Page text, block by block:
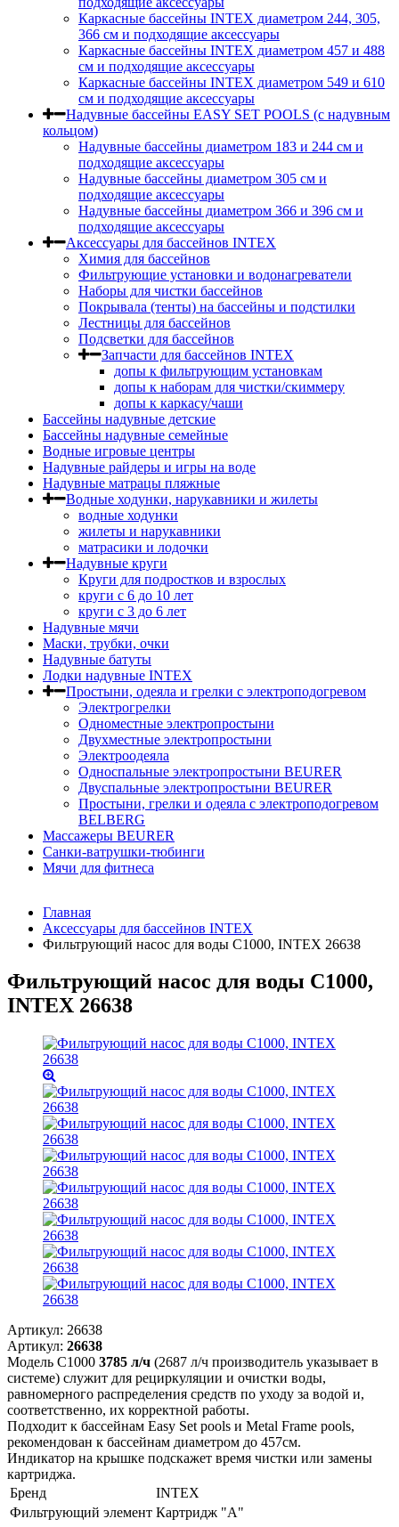
Каркасные бассейны INTEX диаметром 244, 305,
366 см и подходящие аксессуары
Каркасные бассейны INTEX диаметром 457 и 488
cм и подходящие аксессуары
Каркасные бассейны INTEX диаметром 549 и 610
см и подходящие аксессуары
Надувные бассейны EASY SET POOLS (с надувным
кольцом)
Надувные бассейны диаметром 183 и 244 см и
подходящие аксессуары
Надувные бассейны диаметром 305 см и
подходящие аксессуары
Надувные бассейны диаметром 366 и 396 см и
подходящие аксессуары
Аксессуары для бассейнов INTEX
Химия для бассейнов
Фильтрующие установки и водонагреватели
Наборы для чистки бассейнов
Покрывала (тенты) на бассейны и подстилки
Лестницы для бассейнов
Подсветки для бассейнов
Запчасти для бассейнов INTEX
допы к фильтрующим установкам
допы к наборам для чистки/скиммеру
допы к каркасу/чаши
Бассейны надувные детские
Бассейны надувные семейные
Водные игровые центры
Надувные райдеры и игры на воде
Надувные матрацы пляжные
Водные ходунки, нарукавники и жилеты
водные ходунки
жилеты и нарукавники
матрасики и лодочки
Надувные круги
Круги для подростков и взрослых
круги с 6 до 10 лет
круги c 3 до 6 лет
Надувные мячи
Маски, трубки, очки
Надувные батуты
Лодки надувные INTEX
Простыни, одеяла и грелки с электроподогревом
Электрогрелки
Одноместные электропростыни
Двухместные электропростыни
Электроодеяла
Односпальные электропростыни BEURER
Двуспальные электропростыни BEURER
Простыни, грелки и одеяла с электроподогревом
BELBERG
Массажеры BEURER
Санки-ватрушки-тюбинги
Мячи для фитнеса
Главная
Аксессуары для бассейнов INTEX
Фильтрующий насос для воды С1000, INTEX 26638
Фильтрующий насос для воды С1000,
INTEX 26638
Артикул: 26638
Артикул: 26638
Модель С1000 3785 л/ч (2687 л/ч производитель указывает в
системе) служит для рециркуляции и очистки воды,
равномерного распределения средств по уходу за водой и,
соответственно, их корректной работы.
Подходит к бассейнам Easy Set pools и Metal Frame pools,
рекомендован к бассейнам диаметром до 457см.
Индикатор на крышке подскажет время чистки или замены
картриджа.
Бренд
INTEX
Фильтрующий элемент Картридж "А"